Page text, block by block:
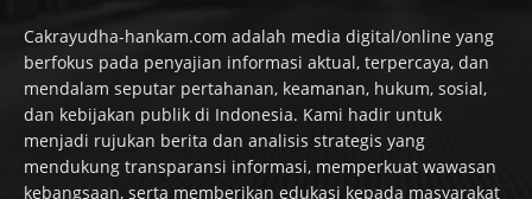
Cakrayudha-hankam.com adalah media digital/online yang
berfokus pada penyajian informasi aktual, terpercaya, dan
mendalam seputar pertahanan, keamanan, hukum, sosial,
dan kebijakan publik di Indonesia. Kami hadir untuk
menjadi rujukan berita dan analisis strategis yang
mendukung transparansi informasi, memperkuat wawasan
kebangsaan, serta memberikan edukasi kepada masyarakat